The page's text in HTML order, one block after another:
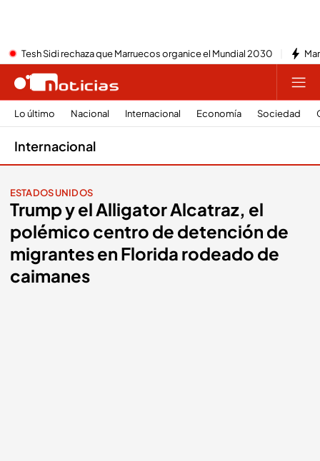
Tesh Sidi rechaza que Marruecos organice el Mundial 2030
Lo último Nacional Internacional Economía Sociedad
Internacional
ESTADOS UNIDOS
Trump y el Alligator Alcatraz, el
polémico centro de detención de
migrantes en Florida rodeado de
caimanes